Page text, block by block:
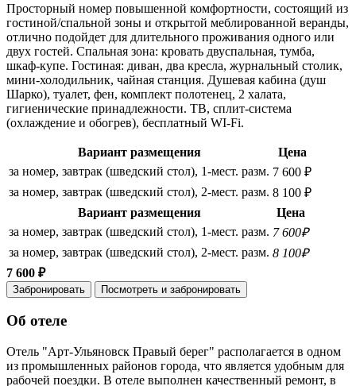
Просторный номер повышенной комфортности, состоящий из
гостиной/спальной зоны и открытой меблированной веранды,
отлично подойдет для длительного проживания одного или
двух гостей. Спальная зона: кровать двуспальная, тумба,
шкаф-купе. Гостиная: диван, два кресла, журнальный столик,
мини-холодильник, чайная станция. Душевая кабина (душ
Шарко), туалет, фен, комплект полотенец, 2 халата,
гигиенические принадлежности. ТВ, сплит-система
(охлаждение и обогрев), бесплатный WI-Fi.
Вариант размещения
Цена
за номер, завтрак (шведский стол), 1-мест. разм. 7 600 ₽
за номер, завтрак (шведский стол), 2-мест. разм. 8 100 ₽
Вариант размещения
Цена
за номер, завтрак (шведский стол), 1-мест. разм. 7 600₽
за номер, завтрак (шведский стол), 2-мест. разм. 8 100₽
7 600 ₽
Забронировать Посмотреть и забронировать
Об отеле
Отель "Арт-Ульяновск Правый берег" располагается в одном
из промышленных районов города, что является удобным для
рабочей поездки. В отеле выполнен качественный ремонт, в